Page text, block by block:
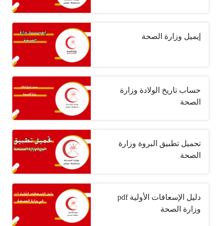
إيميل وزارة الصحة
حساب تاريخ الولادة وزارة
الصحة
تحميل تطبيق البروة وزارة
الصحة
دليل الإسعافات الأولية pdf
وزارة الصحة